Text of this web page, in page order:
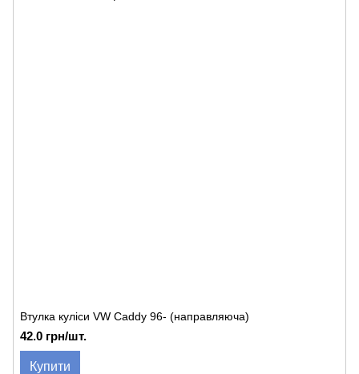
Втулка куліси VW Caddy 96- (направляюча)
42.0 грн/шт.
Купити